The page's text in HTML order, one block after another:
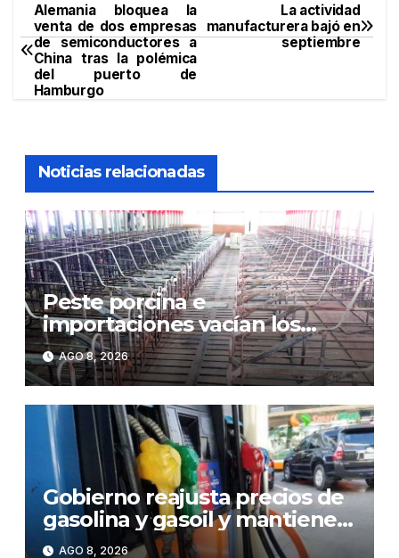
Navegación
de
entradas
La actividad
manufacturera bajó en
septiembre
Alemania bloquea la
venta de dos empresas
de semiconductores a
China tras la polémica
del puerto de
Hamburgo
Noticias relacionadas
Peste porcina e
importaciones vacían los
corrales de Monte Adentro en
Licey
AGO 8, 2026
Gobierno reajusta precios de
gasolina y gasoil y mantiene
congelado el GLP
AGO 8, 2026